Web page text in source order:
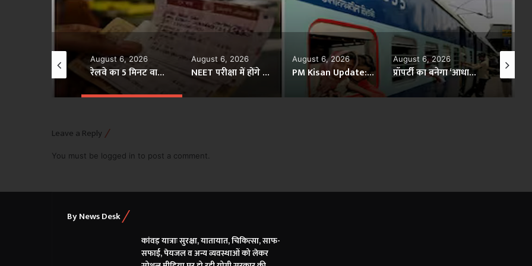
रेलवे का 5 मिनट वाला नियम क्या है? हर यात्री के लिए जानना है बेहद जरूरी
August 6, 2026 August 6, 2026
PM Kisan Update: 2031 तक जारी रहेगी किसान सम्मान निधि योजना, सालाना मिलेंगे ₹6,000; जानें 24वीं किस्त की तारीख
August 6, 2026
प्रॉपर्टी का बनेगा ‘आधार कार्ड’! दिल्ली में Land Record Bill से खत्म होंगे जमीन के विवाद
August 6, 2026
150 साल का रिकॉर्ड तोड़ सकता है अल-नीनो, दुनिया पर मंडरा रहा भीषण गर्मी का खतरा
Leave a Reply
You must be logged in to post a comment.
By News Desk
कांवड़ यात्राः सुरक्षा, यातायात, चिकित्सा, साफ-
सफाई, पेयजल व अन्य व्यवस्थाओं को लेकर